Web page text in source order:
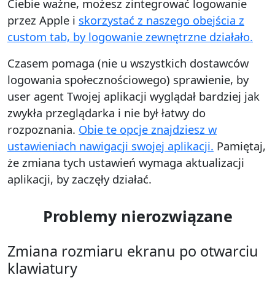
Ciebie ważne, możesz zintegrować logowanie
przez Apple i skorzystać z naszego obejścia z
custom tab, by logowanie zewnętrzne działało.
Czasem pomaga (nie u wszystkich dostawców
logowania społecznościowego) sprawienie, by
user agent Twojej aplikacji wyglądał bardziej jak
zwykła przeglądarka i nie był łatwy do
rozpoznania. Obie te opcje znajdziesz w
ustawieniach nawigacji swojej aplikacji. Pamiętaj,
że zmiana tych ustawień wymaga aktualizacji
aplikacji, by zaczęły działać.
Problemy nierozwiązane
Zmiana rozmiaru ekranu po otwarciu
klawiatury